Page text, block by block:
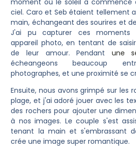
moment où le soleil a commencé
ciel. Caro et Seb étaient tellement
main, échangeant des sourires et
J'ai pu capturer ces moments
appareil photo, en tentant de
de leur amour. Pendant une
écheangeons beaucoup
photographes, et une proximité se
Ensuite, nous avons grimpé sur les
plage, et j'ai adoré jouer avec les
des rochers pour ajouter une
à nos images. Le couple s'est
tenant la main et s'embrassant
crée une image super romantique.